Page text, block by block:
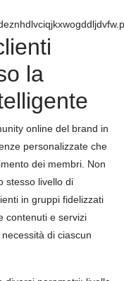
la
online del brand in
personalizzate che
dei membri. Non
stesso livello di
in gruppi fidelizzati
contenuti e servizi
di ciascun